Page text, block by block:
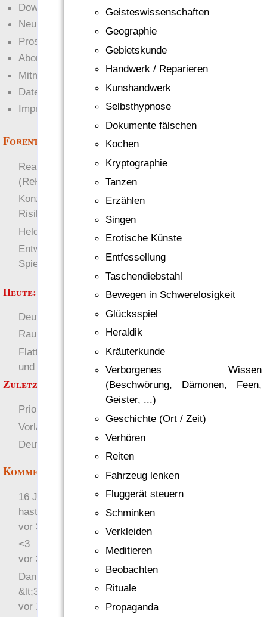
Geisteswissenschaften
Geographie
Gebietskunde
Handwerk / Reparieren
Kunshandwerk
Selbsthypnose
Dokumente fälschen
Kochen
Kryptographie
Tanzen
Erzählen
Singen
Erotische Künste
Entfessellung
Taschendiebstahl
Bewegen in Schwerelosigkeit
Glücksspiel
Heraldik
Kräuterkunde
Verborgenes Wissen
(Beschwörung, Dämonen, Feen,
Geister, ...)
Geschichte (Ort / Zeit)
Verhören
Reiten
Fahrzeug lenken
Fluggerät steuern
Schminken
Verkleiden
Meditieren
Beobachten
Rituale
Propaganda
Downloads
Neuigkeiten
Prosa
Abonnieren
Mitmachen
Datenschutz
Impressum
Forenthemen
Realistische Kämpfe
(ReKa)
Konzept für Schwächen:
Risiko
Heldendokument
Entwicklung von
Spielwelten
Heute:
Deutsch
RaumZeit
Flattr auf 1w6.org, Info
und HowTo
Zuletzt angezeigt:
Prioritätsliste
Vorlagen für Synachu
Deutsch
Bunkerzimmer
Kommentare
16 Jahre später: mist, du
hast Recht …
vor 31 Wochen 2 Tage
<3
vor 34 Wochen 3 Tage
Danke für das Statement
&lt;3
vor 1 Jahr 48 Wochen